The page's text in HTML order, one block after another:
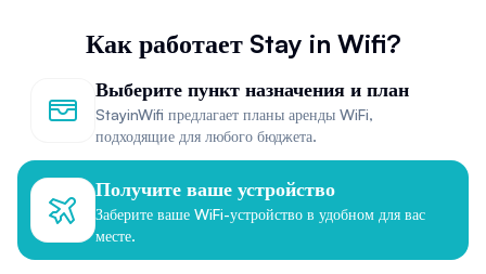
Как работает Stay in Wifi?
Выберите пункт назначения и план
StayinWifi предлагает планы аренды WiFi,
подходящие для любого бюджета.
Получите ваше устройство
Заберите ваше WiFi-устройство в удобном для вас
месте.